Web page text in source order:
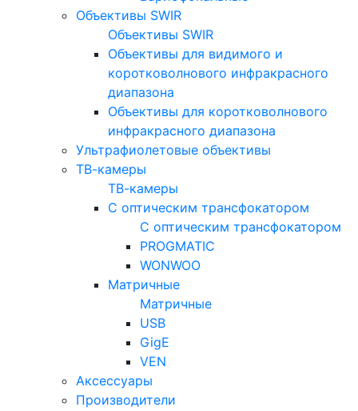
Объективы SWIR
Объективы SWIR
Объективы для видимого и
коротковолнового инфракрасного
диапазона
Объективы для коротковолнового
инфракрасного диапазона
Ультрафиолетовые объективы
ТВ-камеры
ТВ-камеры
С оптическим трансфокатором
С оптическим трансфокатором
PROGMATIC
WONWOO
Матричные
Матричные
USB
GigE
VEN
Аксессуары
Производители